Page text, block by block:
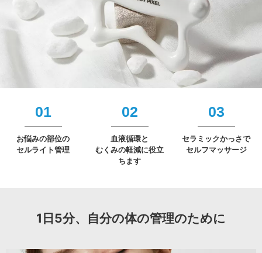
01
お悩みの部位の
セルライト管理
02
血液循環と
むくみの軽減に役立
ちます
03
セラミックかっさで
セルフマッサージ
1日5分、自分の体の管理のために